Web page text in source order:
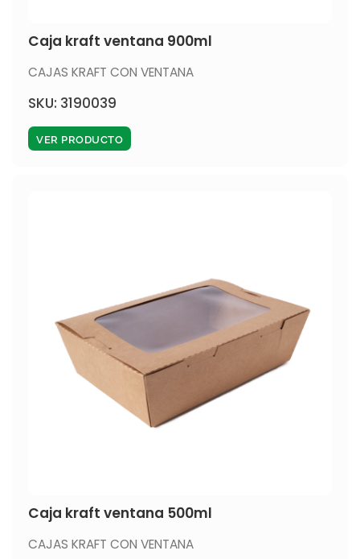
Caja kraft ventana 900ml
CAJAS KRAFT CON VENTANA
SKU: 3190039
VER PRODUCTO
Caja kraft ventana 500ml
CAJAS KRAFT CON VENTANA